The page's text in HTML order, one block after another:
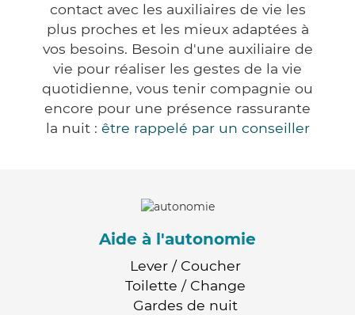
contact avec les auxiliaires de vie les
plus proches et les mieux adaptées à
vos besoins. Besoin d'une auxiliaire de
vie pour réaliser les gestes de la vie
quotidienne, vous tenir compagnie ou
encore pour une présence rassurante
la nuit : être rappelé par un conseiller
Aide à l'autonomie
Lever / Coucher
Toilette / Change
Gardes de nuit